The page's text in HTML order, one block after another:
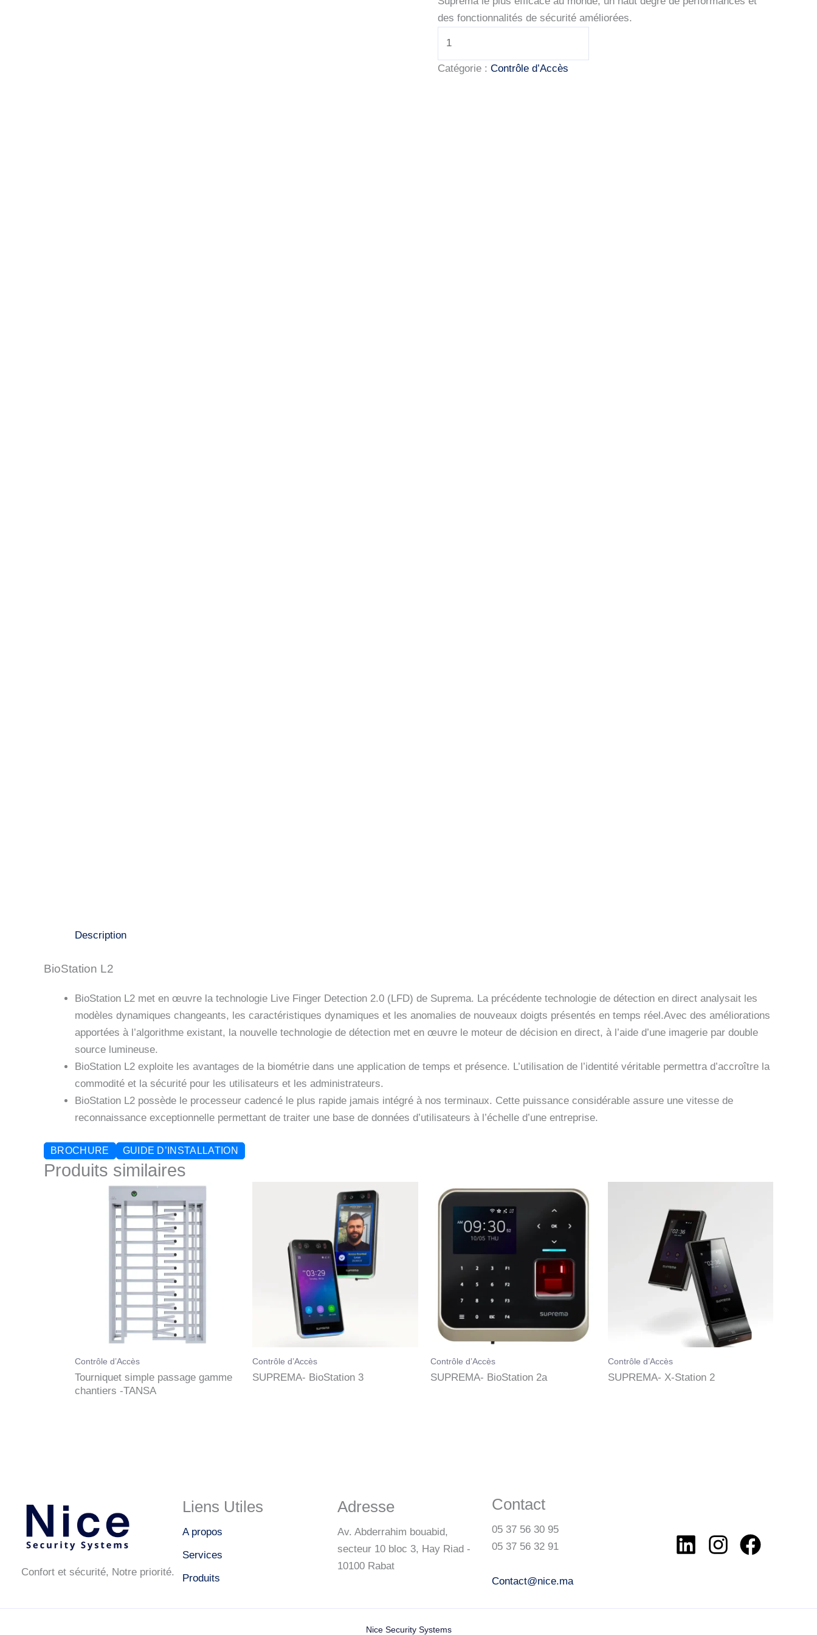
des fonctionnalités de sécurité améliorées.
SUPREMA-
Catégorie : Contrôle d’Accès
Description
BioStation L2
BioStation L2 met en œuvre la technologie Live Finger Detection 2.0 (LFD) de Suprema. La précédente technologie de détection en direct analysait les
modèles dynamiques changeants, les caractéristiques dynamiques et les anomalies de nouveaux doigts présentés en temps réel.Avec des améliorations
apportées à l’algorithme existant, la nouvelle technologie de détection met en œuvre le moteur de décision en direct, à l’aide d’une imagerie par double
source lumineuse.
BioStation L2 exploite les avantages de la biométrie dans une application de temps et présence. L’utilisation de l’identité véritable permettra d’accroître la
commodité et la sécurité pour les utilisateurs et les administrateurs.
BioStation L2 possède le processeur cadencé le plus rapide jamais intégré à nos terminaux. Cette puissance considérable assure une vitesse de
reconnaissance exceptionnelle permettant de traiter une base de données d’utilisateurs à l’échelle d’une entreprise.
BROCHURE GUIDE D’INSTALLATION
Produits similaires
Contrôle d’Accès
Tourniquet simple passage gamme
chantiers -TANSA
Contrôle d’Accès
SUPREMA- BioStation 3
Contrôle d’Accès
SUPREMA- BioStation 2a
Contrôle d’Accès
SUPREMA- X-Station 2
Confort et sécurité, Notre priorité.
Liens Utiles
A propos
Services
Produits
Adresse
Av. Abderrahim bouabid,
secteur 10 bloc 3, Hay Riad -
10100 Rabat
Contact
05 37 56 30 95
05 37 56 32 91
Contact@nice.ma
Nice Security Systems